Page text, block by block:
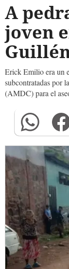
A
joven
Erick Emilio era un
subcontratadas por
(AMDC) para el